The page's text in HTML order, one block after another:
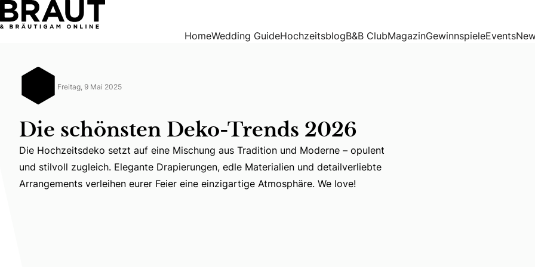
HomeWedding GuideHochzeitsblogB&B ClubMagazinGewinnspieleEvents
Freitag, 9 Mai 2025
Die schönsten Deko-Trends 2026
Die Hochzeitsdeko setzt auf eine Mischung aus Tradition und Moderne – opulent und stilvoll zugleich. Elegante
Die Hochzeitsdeko setzt auf eine Mischung aus Tradition und Moderne – opulent
und stilvoll zugleich. Elegante Drapierungen, edle Materialien und detailverliebte
Arrangements verleihen eurer Feier eine einzigartige Atmosphäre. We love!